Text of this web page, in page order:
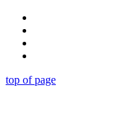
top of page